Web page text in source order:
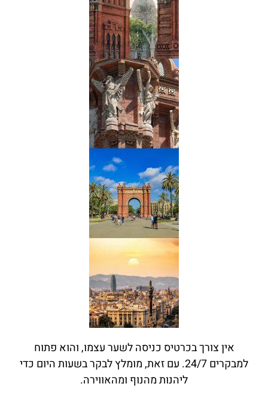
אין צורך בכרטיס כניסה לשער עצמו, והוא פתוח
למבקרים 24/7. עם זאת, מומלץ לבקר בשעות היום כדי
ליהנות מהנוף ומהאווירה.